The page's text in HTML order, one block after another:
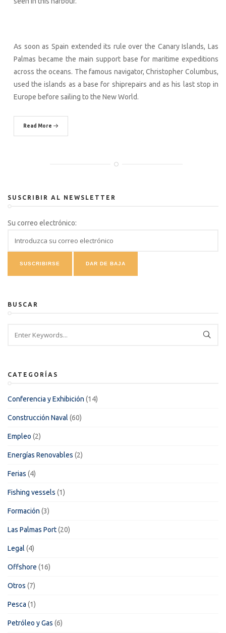
As soon as Spain extended its rule over the Canary Islands, Las
Palmas became the main support base for maritime expeditions
across the oceans. The famous navigator, Christopher Columbus,
used the islands as a base for shiprepairs and as his last stop in
Europe before sailing to the New World.
Read More
SUSCRIBIR AL NEWSLETTER
Su correo electrónico:
BUSCAR
CATEGORÍAS
Conferencia y Exhibición (14)
Construcción Naval (60)
Empleo (2)
Energías Renovables (2)
Ferias (4)
Fishing vessels (1)
Formación (3)
Las Palmas Port(20)
Legal (4)
Offshore (16)
Otros (7)
Pesca (1)
Petróleo y Gas (6)